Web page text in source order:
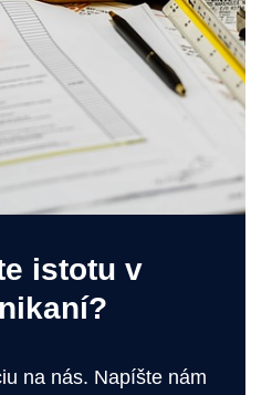
istotu v
na nás. Napíšte nám